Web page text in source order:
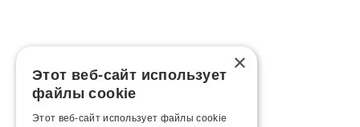
×
Этот веб-сайт использует
файлы cookie
Этот веб-сайт использует файлы cookie